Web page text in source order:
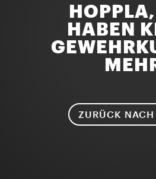
HABEN
ZURÜCK